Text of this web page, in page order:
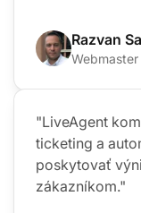
Razvan
Webmaster
"LiveAgent
ticketing a
poskytovať
zákazníkom."